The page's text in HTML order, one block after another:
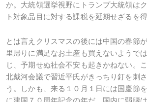
か。大統領選挙視野にトランプ大統領は
ト対象品目に対する課税を延期せざるを得
とは言えクリスマスの後には中国の春節
里帰りに満足なお土産も買えないようで
じ、予期せぬ社会不安も起きかねない。
北戴河会議で習近平氏がきっちり釘を刺
う。しかも、来る１０月１日には国慶節